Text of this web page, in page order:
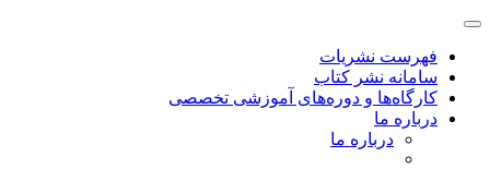
فهرست نشریات
سامانه نشر کتاب
کارگاه‌ها و دوره‌های آموزشی تخصصی
درباره ما
درباره ما